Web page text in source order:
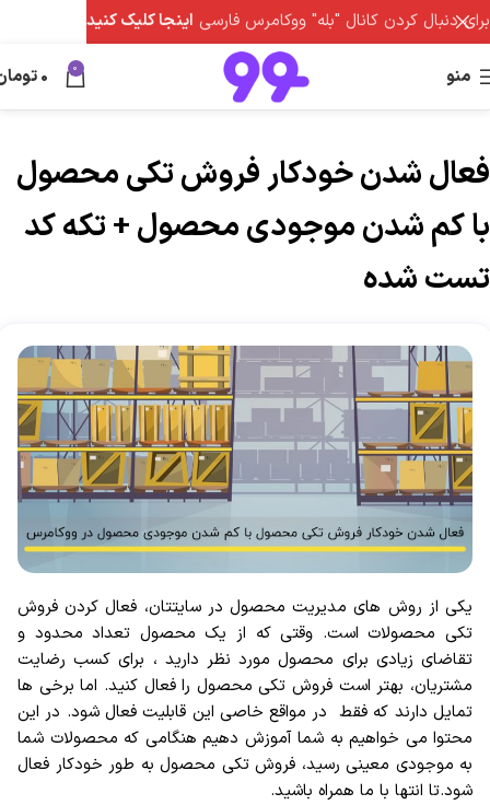
منو 0
0
فعال شدن خودکار فروش تکی محصول
با کم شدن موجودی محصول + تکه کد
تست شده
یکی از روش های مدیریت محصول در سایتتان، فعال کردن فروش
تکی محصولات است. وقتی که از یک محصول تعداد محدود و
تقاضای زیادی برای محصول مورد نظر دارید ، برای کسب رضایت
مشتریان، بهتر است فروش تکی محصول را فعال کنید. اما برخی ها
تمایل دارند که فقط در مواقع خاصی این قابلیت فعال شود. در این
محتوا می خواهیم به شما آموزش دهیم هنگامی که محصولات شما
به موجودی معینی رسید، فروش تکی محصول به طور خودکار فعال
شود.تا انتها با ما همراه باشید.
برای دنبال کردن کانال "بله" ووکامرس فارسی اینجا کلیک کنید